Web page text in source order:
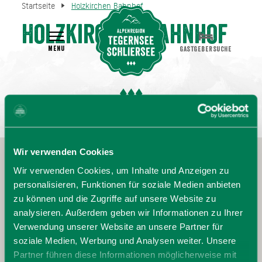
Wir verwenden Cookies
Wir verwenden Cookies, um Inhalte und Anzeigen zu
personalisieren, Funktionen für soziale Medien anbieten
zu können und die Zugriffe auf unsere Website zu
analysieren. Außerdem geben wir Informationen zu Ihrer
Verwendung unserer Website an unsere Partner für
soziale Medien, Werbung und Analysen weiter. Unsere
Partner führen diese Informationen möglicherweise mit
Startseite Holzkirchen Bahnhof
Holzkirchen Bahnhof
MENU GASTGEBERSUCHE